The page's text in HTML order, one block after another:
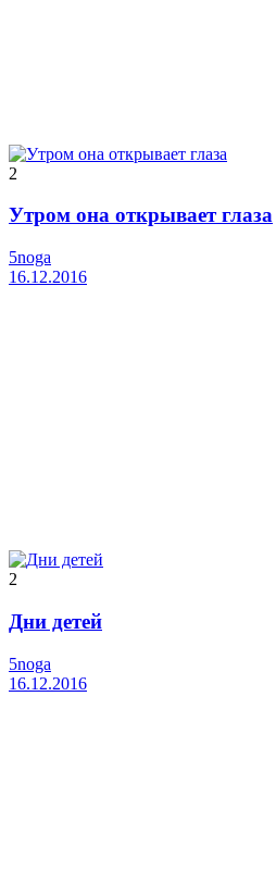
2
Утром она открывает глаза
5noga
16.12.2016
2
Дни детей
5noga
16.12.2016